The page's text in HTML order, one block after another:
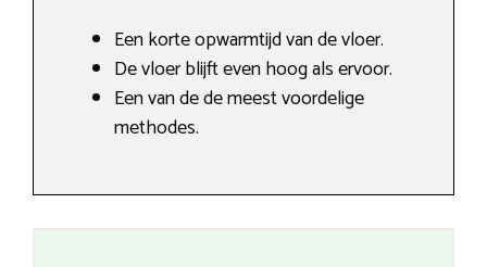
Een korte opwarmtijd van de vloer.
De vloer blijft even hoog als ervoor.
Een van de de meest voordelige
methodes.